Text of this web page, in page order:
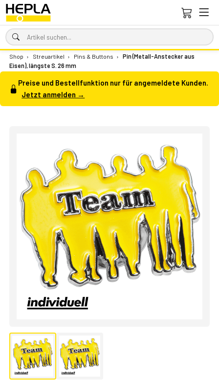
Shop › Streuartikel › Pins & Buttons ›
Pin (Metall-Anstecker aus
Eisen), längste S. 26 mm
Preise und Bestellfunktion nur für angemeldete Kunden.
Jetzt anmelden →